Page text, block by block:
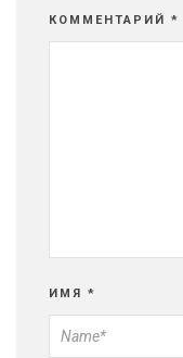
КОММЕНТАРИЙ *
ИМЯ *